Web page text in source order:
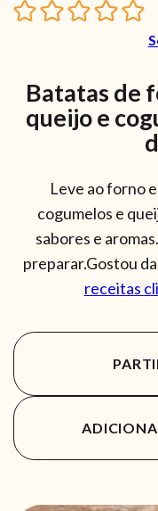
Batatas de
queijo e
Leve ao forno
cogumelos e
sabores e
preparar.Gostou
receitas